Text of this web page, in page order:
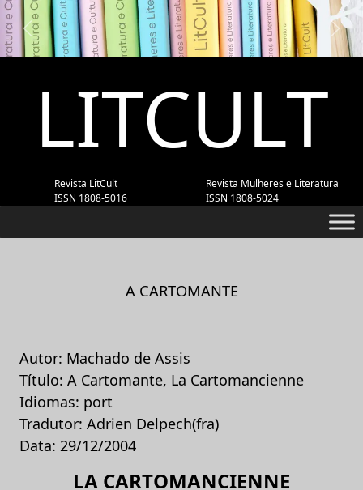
Previous Next
LITCULT
Revista LitCult
ISSN 1808-5016
Revista Mulheres e Literatura
ISSN 1808-5024
A CARTOMANTE
Autor: Machado de Assis
Título: A Cartomante, La Cartomancienne
Idiomas: port
Tradutor: Adrien Delpech(fra)
Data: 29/12/2004
LA CARTOMANCIENNE